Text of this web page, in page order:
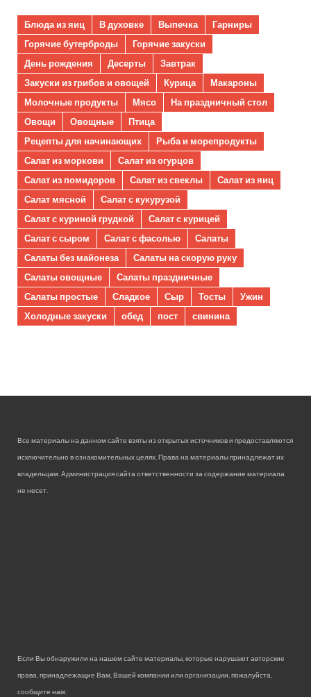
Блюда из яиц В духовке Выпечка
Гарниры
Горячие бутерброды
Горячие закуски
День рождения
Десерты
Завтрак
Закуски из грибов и овощей
Курица
Макароны
Молочные продукты
Мясо
На праздничный стол
Овощи
Овощные
Птица
Рецепты для начинающих
Рыба и морепродукты
Салат из моркови
Салат из огурцов
Салат из помидоров
Салат из свеклы
Салат из яиц
Салат мясной
Салат с кукурузой
Салат с куриной грудкой
Салат с курицей
Салат с сыром
Салат с фасолью
Салаты
Салаты без майонеза
Салаты на скорую руку
Салаты овощные
Салаты праздничные
Салаты простые
Сладкое Сыр Тосты
Ужин
Холодные закуски
обед пост свинина
Все материалы на данном сайте взяты из открытых источников и предоставляются
исключительно в ознакомительных целях. Права на материалы принадлежат их
владельцам. Администрация сайта ответственности за содержание материала
не несет.
Если Вы обнаружили на нашем сайте материалы, которые нарушают авторские
права, принадлежащие Вам, Вашей компании или организации, пожалуйста,
сообщите нам.